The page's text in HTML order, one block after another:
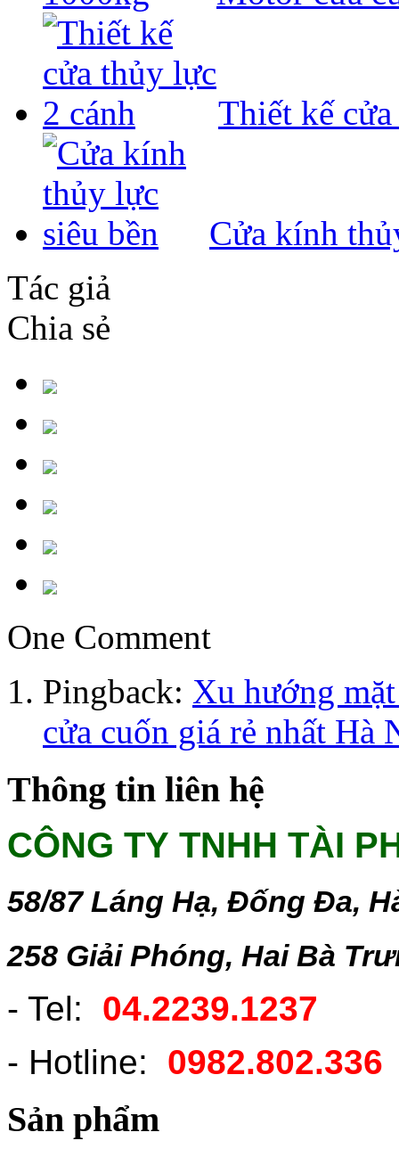
Thiết kế
Cửa kính
Tác giả
Chia sẻ
One Comment
Pingback: Xu hướng
cửa cuốn giá rẻ nhất Hà
Thông tin liên hệ
CÔNG TY TNHH TÀI
58/87 Láng Hạ, Đống Đa,
258 Giải Phóng, Hai Bà
- Tel: 04.2239.1237
- Hotline:
0982.802.336
Sản phẩm